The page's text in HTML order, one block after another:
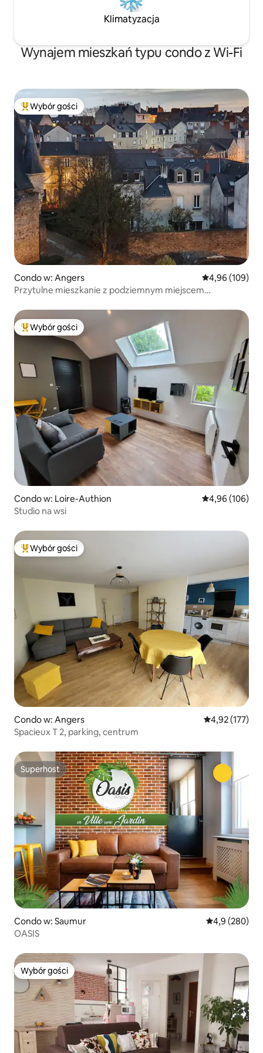
Klimatyzacja
Wynajem mieszkań typu condo z Wi-Fi
Najpopularniejsze z kategorii Wybór gości
Wybór gości
Condo w: Angers Średnia
4,96 (109)
Przytulne mieszkanie z podziemnym miejscem
Najpopularniejsze z kategorii Wybór gości
Wybór gości
Condo w: Loire-Authion Średnia
4,96 (106)
Studio na wsi
Najpopularniejsze z kategorii Wybór gości
Wybór gości
Condo w: Angers Średnia
4,92 (177)
Spacieux T 2, parking, centrum
Superhost
Superhost
Condo w: Saumur Średnia
4,9 (280)
OASIS
Wybór gości
Wybór gości